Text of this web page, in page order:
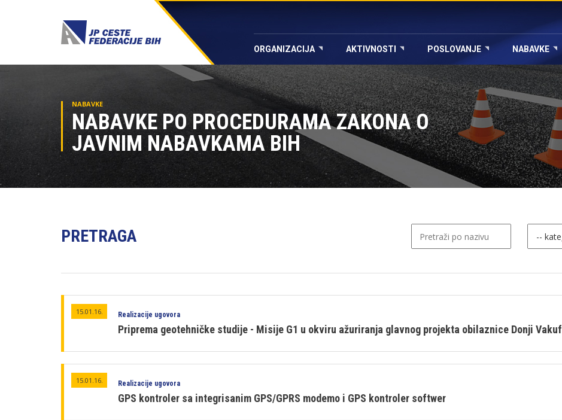
ORGANIZACIJA AKTIVNOSTI POSLOVANJE NABAVKE
NABAVKE
NABAVKE PO PROCEDURAMA ZAKONA O
JAVNIM NABAVKAMA BIH
PRETRAGA
15.01.16. Realizacije ugovora
Priprema geotehničke studije - Misije G1 u okviru ažuriranja glavnog projekta obilaznice Donji Vakuf
15.01.16. Realizacije ugovora
GPS kontroler sa integrisanim GPS/GPRS modemo i GPS kontroler softwer